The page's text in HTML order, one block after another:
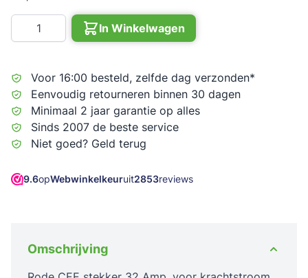
Aantal
In Winkelwagen
Voor 16:00 besteld, zelfde dag verzonden*
Eenvoudig retourneren binnen 30 dagen
Minimaal 2 jaar garantie op alles
Sinds 2007 de beste service
Niet goed? Geld terug
9.6opWebwinkelkeuruit2853reviews
Omschrijving